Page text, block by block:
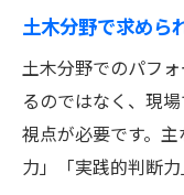
小学校で
生徒の
土木パフ
土木分野で求めら
土木分野でのパフ
るのではなく、現
視点が必要です。
力」「実践的判断